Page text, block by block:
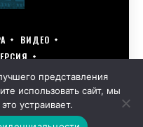
ВИДЕО
ГОРОДА 15–17 МАРТА
| РАЗРАБОТАНО KARTOEV.RU
ДАННЫХ
представления
использовать сайт, мы
устраивает.